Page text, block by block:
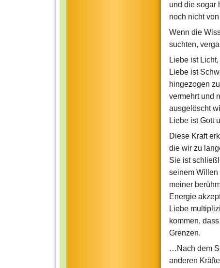
und die sogar
noch nicht
Wenn die
suchten,
Liebe ist
Liebe ist
hingezogen
vermehrt und
ausgelöscht
Liebe ist Gott
Diese Kraft
die wir zu
Sie ist
seinem Willen
meiner
Energie
Liebe
kommen,
Grenzen.
…Nach dem
anderen